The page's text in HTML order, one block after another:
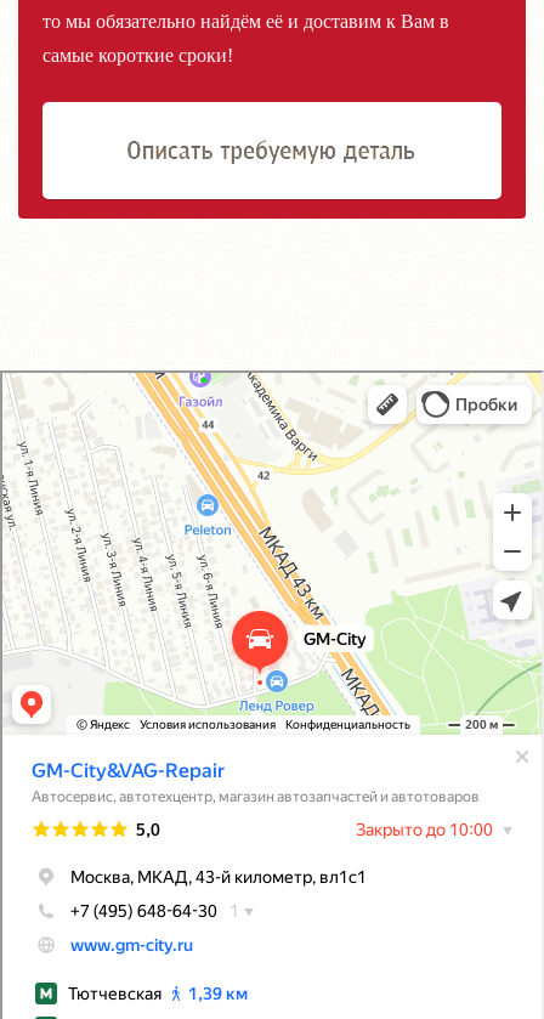
то мы обязательно найдём её и доставим к Вам в
самые короткие сроки!
GM-City&VAG-Repair
Автосервис, автотехцентр в Москве
Магазин автозапчастей и автотоваров в Москве